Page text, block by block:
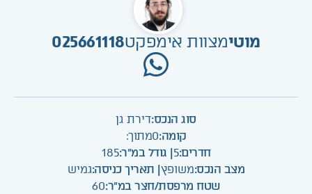
מוטימצוות אימפקט025661118
סוג הנכס:דירת גן
קומה:0מתוך:
חדרים:5 | גודל במ"ר:185
מצב הנכס:משופץ | תאריך כניסה:גמיש
שטח מרפסת/חצר במ"ר:60